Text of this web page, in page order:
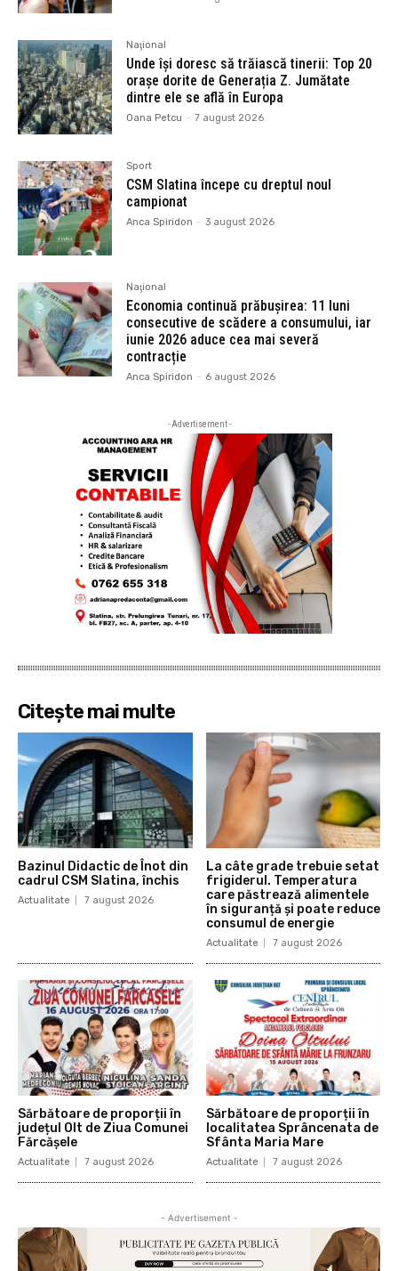
Naţional
Unde își doresc să trăiască tinerii: Top 20
orașe dorite de Generația Z. Jumătate
dintre ele se află în Europa
Oana Petcu - 7 august 2026
Sport
CSM Slatina începe cu dreptul noul
campionat
Anca Spiridon - 3 august 2026
Naţional
Economia continuă prăbușirea: 11 luni
consecutive de scădere a consumului, iar
iunie 2026 aduce cea mai severă
contracție
Anca Spiridon - 6 august 2026
- Advertisement -
Citește mai multe
Bazinul Didactic de Înot din
cadrul CSM Slatina, închis
Actualitate 7 august 2026
La câte grade trebuie setat
frigiderul. Temperatura
care păstrează alimentele
în siguranță și poate reduce
consumul de energie
Actualitate 7 august 2026
Sărbătoare de proporții în
județul Olt de Ziua Comunei
Fărcășele
Actualitate 7 august 2026
Sărbătoare de proporții în
localitatea Sprâncenata de
Sfânta Maria Mare
Actualitate 7 august 2026
- Advertisement -